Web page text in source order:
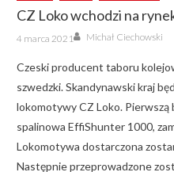
CZ Loko wchodzi na
Posted
on
4 marca 2021 Author
Michał Ciechowski
Czeski producent taboru
szwedzki. Skandynawski kraj
lokomotywy CZ Loko.
spalinowa EffiShunter 1000,
Lokomotywa dostarczona
Następnie przeprowadzone